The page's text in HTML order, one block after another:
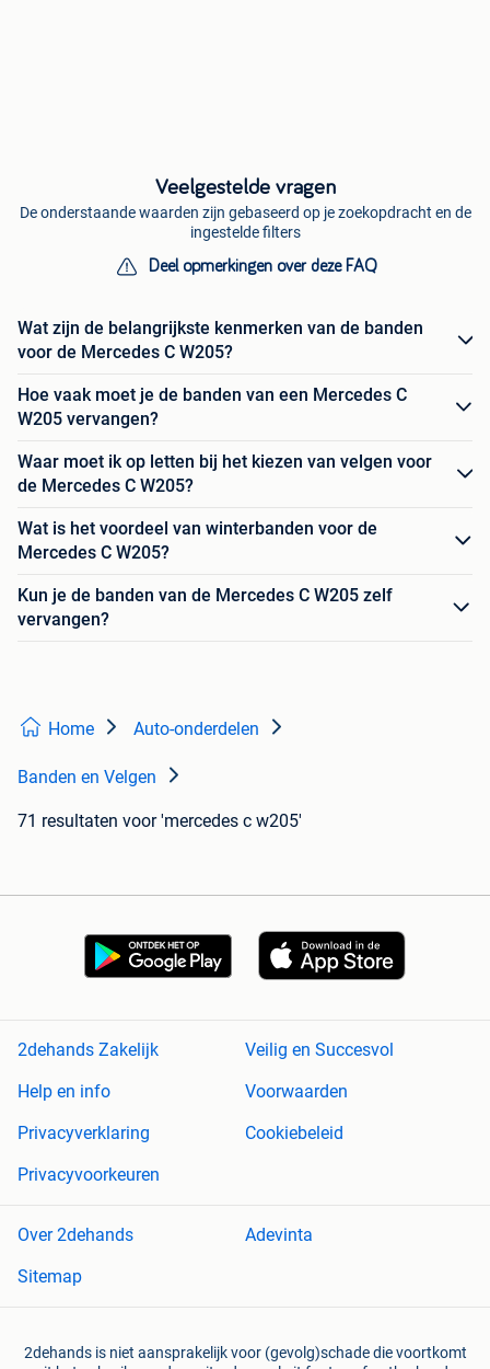
Veelgestelde vragen
De onderstaande waarden zijn gebaseerd op je zoekopdracht en de
ingestelde filters
Deel opmerkingen over deze FAQ
Wat zijn de belangrijkste kenmerken van de banden
voor de Mercedes C W205?
Hoe vaak moet je de banden van een Mercedes C
W205 vervangen?
Waar moet ik op letten bij het kiezen van velgen voor
de Mercedes C W205?
Wat is het voordeel van winterbanden voor de
Mercedes C W205?
Kun je de banden van de Mercedes C W205 zelf
vervangen?
Home Auto-onderdelen
Banden en Velgen
71 resultaten voor 'mercedes c w205'
2dehands Zakelijk
Veilig en Succesvol
Help en info
Voorwaarden
Privacyverklaring
Cookiebeleid
Privacyvoorkeuren
Over 2dehands
Adevinta
Sitemap
2dehands is niet aansprakelijk voor (gevolg)schade die voortkomt